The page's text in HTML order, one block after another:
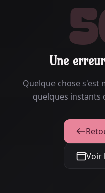
Une
Quelque chose s'est
quelques instants
Voir